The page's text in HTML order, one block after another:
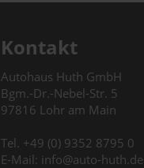
Kontakt
Autohaus Huth GmbH
Bgm.-Dr.-Nebel-Str. 5
97816 Lohr am Main
Tel. +49 (0) 9352 8795 0
E-Mail: info@auto-huth.de